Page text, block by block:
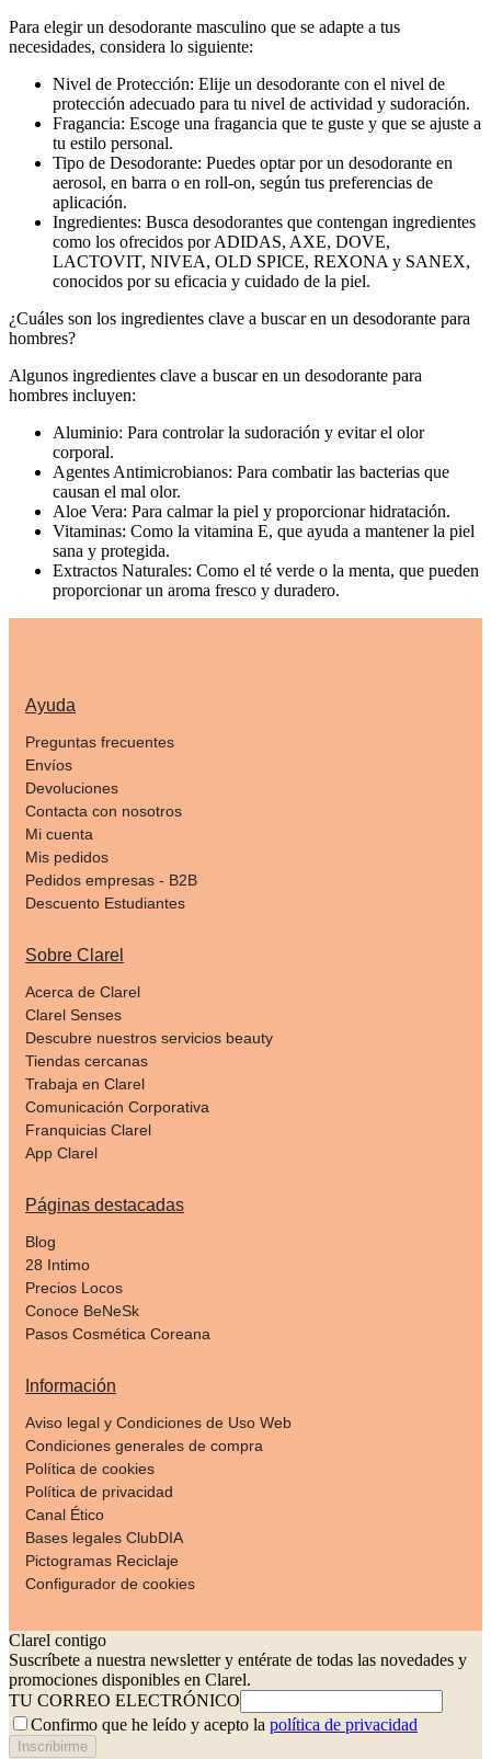
Para elegir un desodorante masculino que se adapte a tus
necesidades, considera lo siguiente:
Nivel de Protección: Elije un desodorante con el nivel de
protección adecuado para tu nivel de actividad y sudoración.
Fragancia: Escoge una fragancia que te guste y que se ajuste a
tu estilo personal.
Tipo de Desodorante: Puedes optar por un desodorante en
aerosol, en barra o en roll-on, según tus preferencias de
aplicación.
Ingredientes: Busca desodorantes que contengan ingredientes
como los ofrecidos por ADIDAS, AXE, DOVE,
LACTOVIT, NIVEA, OLD SPICE, REXONA y SANEX,
conocidos por su eficacia y cuidado de la piel.
¿Cuáles son los ingredientes clave a buscar en un desodorante para
hombres?
Algunos ingredientes clave a buscar en un desodorante para
hombres incluyen:
Aluminio: Para controlar la sudoración y evitar el olor
corporal.
Agentes Antimicrobianos: Para combatir las bacterias que
causan el mal olor.
Aloe Vera: Para calmar la piel y proporcionar hidratación.
Vitaminas: Como la vitamina E, que ayuda a mantener la piel
sana y protegida.
Extractos Naturales: Como el té verde o la menta, que pueden
proporcionar un aroma fresco y duradero.
Ayuda
Preguntas frecuentes
Envíos
Devoluciones
Contacta con nosotros
Mi cuenta
Mis pedidos
Pedidos empresas - B2B
Descuento Estudiantes
Sobre Clarel
Acerca de Clarel
Clarel Senses
Descubre nuestros servicios beauty
Tiendas cercanas
Trabaja en Clarel
Comunicación Corporativa
Franquicias Clarel
App Clarel
Páginas destacadas
Blog
28 Intimo
Precios Locos
Conoce BeNeSk
Pasos Cosmética Coreana
Información
Aviso legal y Condiciones de Uso Web
Condiciones generales de compra
Política de cookies
Política de privacidad
Canal Ético
Bases legales ClubDIA
Pictogramas Reciclaje
Configurador de cookies
Clarel contigo
Suscríbete a nuestra newsletter y entérate de todas las novedades y
promociones disponibles en Clarel.
TU CORREO ELECTRÓNICO
Confirmo que he leído y acepto la política de privacidad
Inscribirme